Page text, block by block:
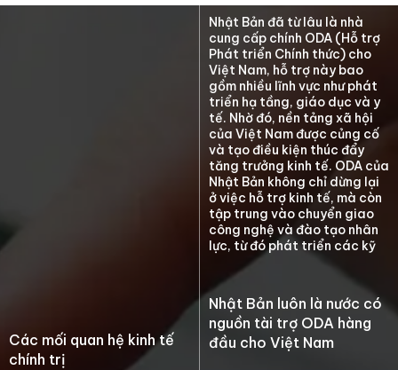
Các mối quan hệ kinh tế
chính trị
Nhật Bản đã từ lâu là nhà
cung cấp chính ODA (Hỗ trợ
Phát triển Chính thức) cho
Việt Nam, hỗ trợ này bao
gồm nhiều lĩnh vực như phát
triển hạ tầng, giáo dục và y
tế. Nhờ đó, nền tảng xã hội
của Việt Nam được củng cố
và tạo điều kiện thúc đẩy
tăng trưởng kinh tế. ODA của
Nhật Bản không chỉ dừng lại
ở việc hỗ trợ kinh tế, mà còn
tập trung vào chuyển giao
công nghệ và đào tạo nhân
lực, từ đó phát triển các kỹ
sư và chuyên gia hỗ trợ phát
triển công nghiệp của Việt
Nam. Sự hỗ trợ của Nhật Bản
đã đóng góp lớn vào sự phát
triển của Việt Nam, làm sâu
sắc thêm mối quan hệ tin cậy
Nhật Bản luôn là nước có
nguồn tài trợ ODA hàng
đầu cho Việt Nam